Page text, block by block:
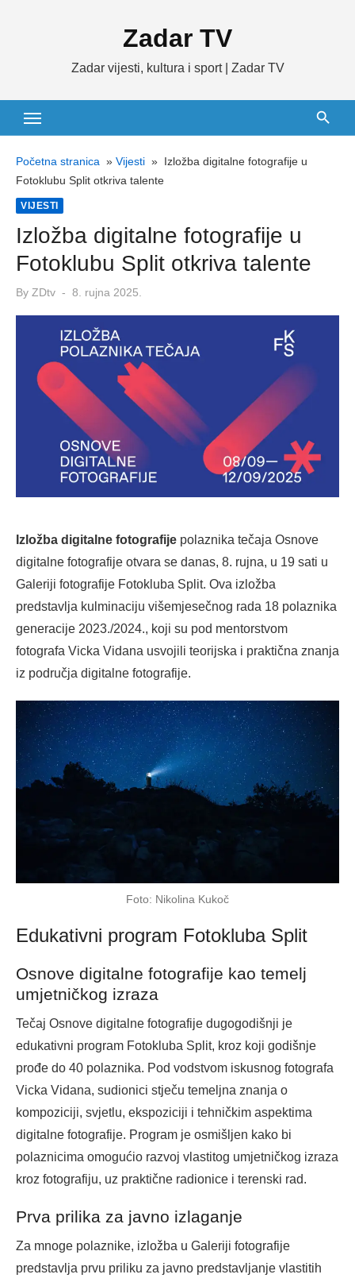
Zadar TV
Zadar vijesti, kultura i sport | Zadar TV
Početna stranica » Vijesti » Izložba digitalne fotografije u
Fotoklubu Split otkriva talente
VIJESTI
Izložba digitalne fotografije u
Fotoklubu Split otkriva talente
By ZDtv
Posted
8. rujna 2025.
Izložba digitalne fotografije polaznika tečaja Osnove
digitalne fotografije otvara se danas, 8. rujna, u 19 sati u
Galeriji fotografije Fotokluba Split. Ova izložba
predstavlja kulminaciju višemjesečnog rada 18 polaznika
generacije 2023./2024., koji su pod mentorstvom
fotografa Vicka Vidana usvojili teorijska i praktična znanja
iz područja digitalne fotografije.
Foto: Nikolina Kukoč
Edukativni program Fotokluba Split
Osnove digitalne fotografije kao temelj
umjetničkog izraza
Tečaj Osnove digitalne fotografije dugogodišnji je
edukativni program Fotokluba Split, kroz koji godišnje
prođe do 40 polaznika. Pod vodstvom iskusnog fotografa
Vicka Vidana, sudionici stječu temeljna znanja o
kompoziciji, svjetlu, ekspoziciji i tehničkim aspektima
digitalne fotografije. Program je osmišljen kako bi
polaznicima omogućio razvoj vlastitog umjetničkog izraza
kroz fotografiju, uz praktične radionice i terenski rad.
Prva prilika za javno izlaganje
Za mnoge polaznike, izložba u Galeriji fotografije
predstavlja prvu priliku za javno predstavljanje vlastitih